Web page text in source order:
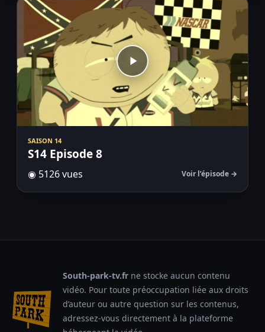
SAISON 14
S14 Episode 8
◉ 5126 vues Voir l’épisode →
South-park-tv.fr ne stocke aucun contenu
vidéo. Pour toute préoccupation liée aux droits
d’auteur ou autre question sur les contenus,
adressez-vous directement à la plateforme